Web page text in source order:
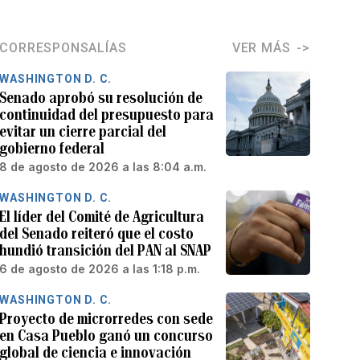
CORRESPONSALÍAS VER MÁS
WASHINGTON D. C.
Senado aprobó su resolución de
continuidad del presupuesto para
evitar un cierre parcial del
gobierno federal
8 de agosto de 2026 a las 8:04 a.m.
WASHINGTON D. C.
El líder del Comité de Agricultura
del Senado reiteró que el costo
hundió transición del PAN al SNAP
6 de agosto de 2026 a las 1:18 p.m.
WASHINGTON D. C.
Proyecto de microrredes con sede
en Casa Pueblo ganó un concurso
global de ciencia e innovación